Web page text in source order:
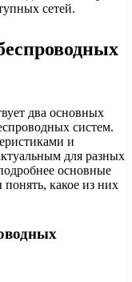
сетей.
два основных
систем.
и
для разных
основные
какое из них